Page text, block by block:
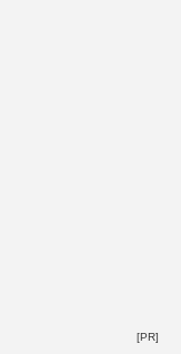
[PR]